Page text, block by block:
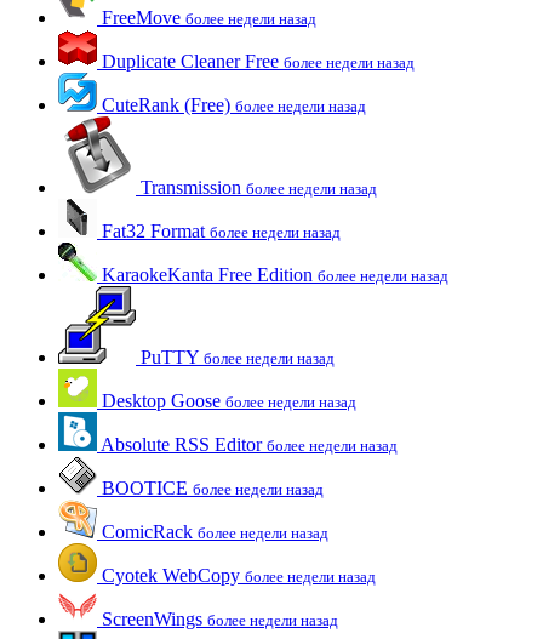
FreeMove более недели назад
Duplicate Cleaner Free более недели назад
CuteRank (Free) более недели назад
Transmission более недели назад
Fat32 Format более недели назад
KaraokeKanta Free Edition более недели назад
PuTTY более недели назад
Desktop Goose более недели назад
Absolute RSS Editor более недели назад
BOOTICE более недели назад
ComicRack более недели назад
Cyotek WebCopy более недели назад
ScreenWings более недели назад